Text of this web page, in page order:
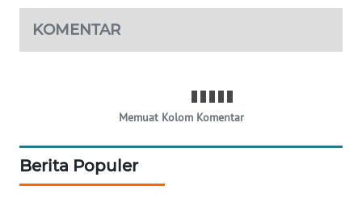
KOMENTAR
Memuat Kolom Komentar
Berita Populer
FISUELRI
ID
NEWS